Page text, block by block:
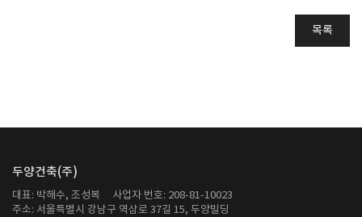
목록
두양건축(주)
대표: 박해수, 조성복
사업자 번호: 208-81-10023
주소: 서울특별시 강남구 역삼로 37길 15, 두양빌딩